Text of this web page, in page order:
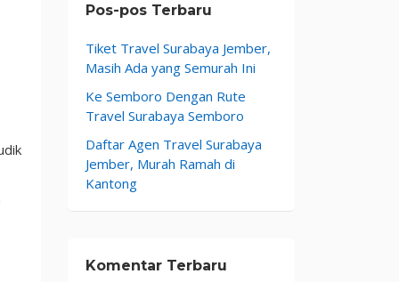
Pos-pos Terbaru
Tiket Travel Surabaya Jember,
Masih Ada yang Semurah Ini
Ke Semboro Dengan Rute
Travel Surabaya Semboro
Daftar Agen Travel Surabaya
Jember, Murah Ramah di
Kantong
Komentar Terbaru